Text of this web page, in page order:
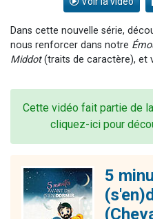
Dans cette nouvelle série,
nous renforcer dans notre
Middot(traits de caractère), et
Cette vidéo fait partie de
cliquez-ici pour
5